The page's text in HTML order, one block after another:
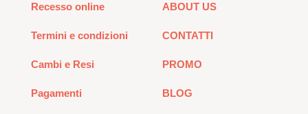
Recesso online
Termini e condizioni
Cambi e Resi
Pagamenti
ABOUT US
CONTATTI
PROMO
BLOG